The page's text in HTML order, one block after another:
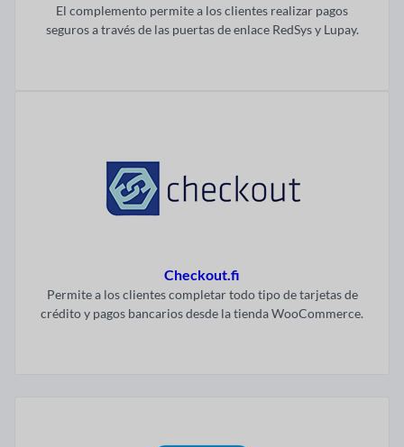
El complemento permite a los clientes realizar pagos
seguros a través de las puertas de enlace RedSys y Lupay.
Checkout.fi
Permite a los clientes completar todo tipo de tarjetas de
crédito y pagos bancarios desde la tienda WooCommerce.